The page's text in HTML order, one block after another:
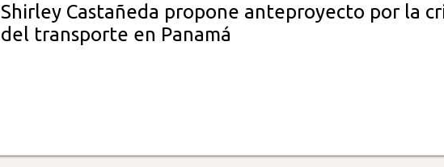
Shirley Castañeda propone anteproyecto por la
del transporte en Panamá